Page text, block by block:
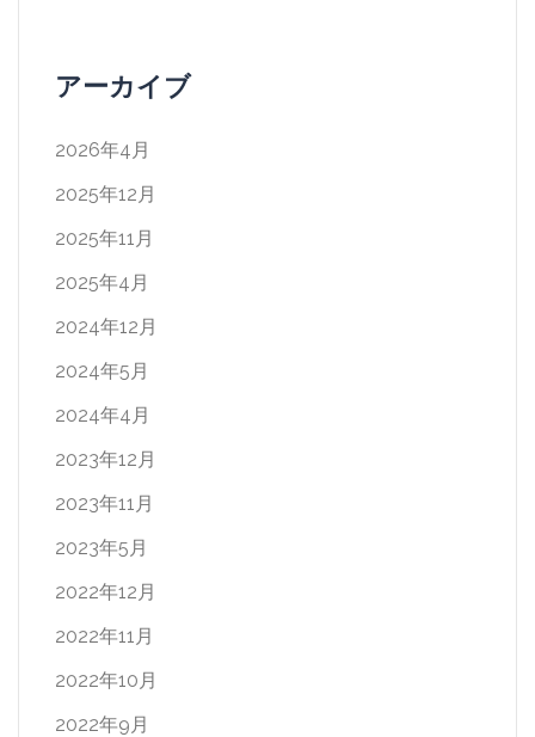
アーカイブ
2026年4月
2025年12月
2025年11月
2025年4月
2024年12月
2024年5月
2024年4月
2023年12月
2023年11月
2023年5月
2022年12月
2022年11月
2022年10月
2022年9月